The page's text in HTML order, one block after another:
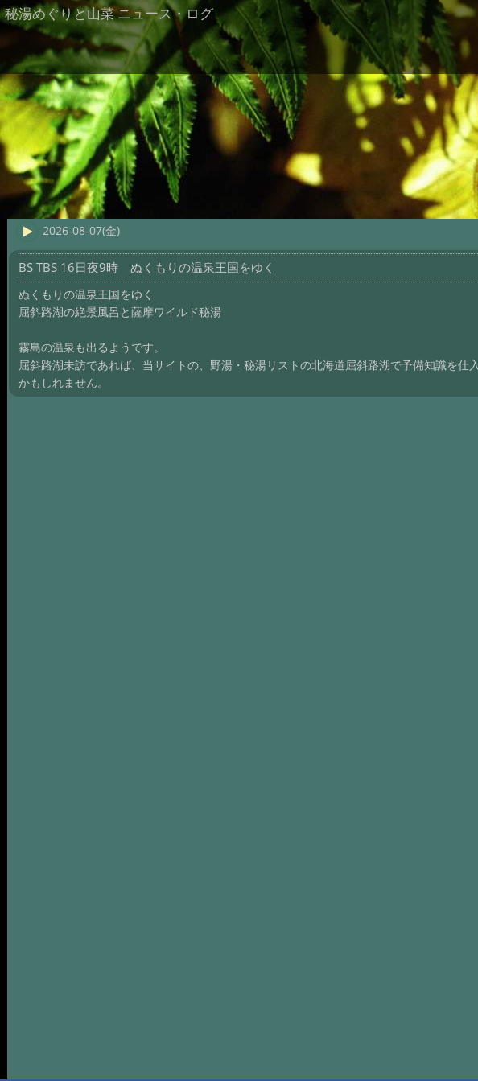
秘湯めぐりと山菜 ニュース・ログ
2026-08-07(金)
BS TBS 16日夜9時 ぬくもりの温泉王国をゆく
ぬくもりの温泉王国をゆく
屈斜路湖の絶景風呂と薩摩ワイルド秘湯
霧島の温泉も出るようです。
屈斜路湖未訪であれば、当サイトの、野湯・秘湯リストの北海道屈斜路湖で予備知識を仕
かもしれません。